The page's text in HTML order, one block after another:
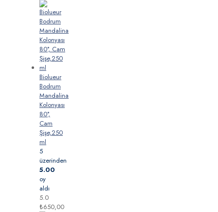
Biolueur
Bodrum
Mandalina
Kolonyası
80°,
Cam
Şişe,250
ml
5
üzerinden
5.00
oy
aldı
5.0
₺650,00